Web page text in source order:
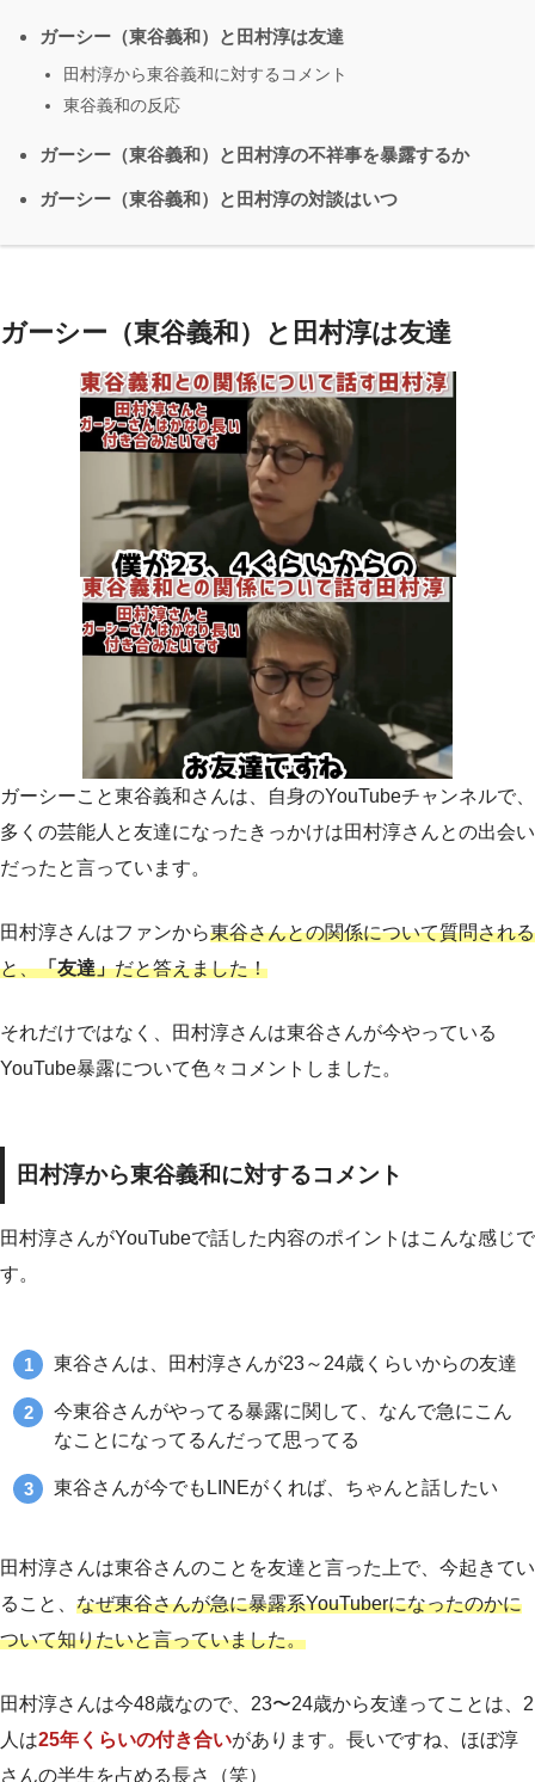
ガーシー（東谷義和）と田村淳は友達
田村淳から東谷義和に対するコメント
東谷義和の反応
ガーシー（東谷義和）と田村淳の不祥事を暴露するか
ガーシー（東谷義和）と田村淳の対談はいつ
ガーシー（東谷義和）と田村淳は友達
ガーシーこと東谷義和さんは、自身のYouTubeチャンネルで、
多くの芸能人と友達になったきっかけは田村淳さんとの出会い
だったと言っています。
田村淳さんはファンから東谷さんとの関係について質問される
と、「友達」だと答えました！
それだけではなく、田村淳さんは東谷さんが今やっている
YouTube暴露について色々コメントしました。
田村淳から東谷義和に対するコメント
田村淳さんがYouTubeで話した内容のポイントはこんな感じで
す。
東谷さんは、田村淳さんが23～24歳くらいからの友達
今東谷さんがやってる暴露に関して、なんで急にこん
なことになってるんだって思ってる
東谷さんが今でもLINEがくれば、ちゃんと話したい
田村淳さんは東谷さんのことを友達と言った上で、今起きてい
ること、 なぜ東谷さんが急に暴露系YouTuberになったのかに
ついて知りたいと言っていました。
田村淳さんは今48歳なので、23〜24歳から友達ってことは、2
人は25年くらいの付き合いがあります。長いですね、ほぼ淳
さんの半生を占める長さ（笑）